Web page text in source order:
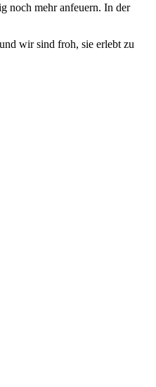
noch mehr anfeuern. In der
wir sind froh, sie erlebt zu